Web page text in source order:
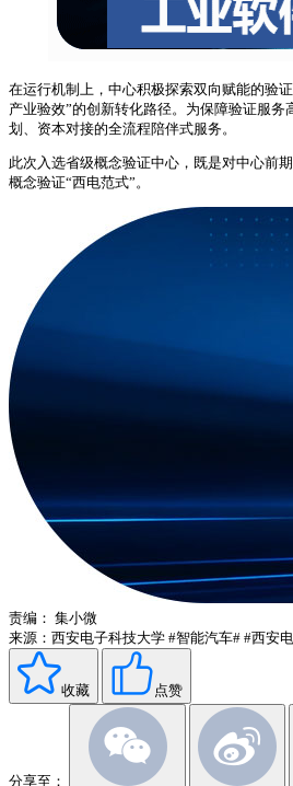
在运行机制上，中心积极探索双向赋能的验
产业验效”的创新转化路径。为保障验证服
划、资本对接的全流程陪伴式服务。
此次入选省级概念验证中心，既是对中心前
概念验证“西电范式”。
责编： 集小微
来源：西安电子科技大学 #智能汽车# #西安
收藏 点赞
分享至：